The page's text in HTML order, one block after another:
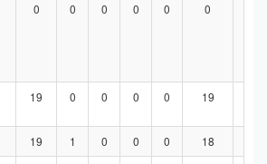
0 0 0 0 0 0
19 0 0 0 0 19
19 1 0 0 0 18